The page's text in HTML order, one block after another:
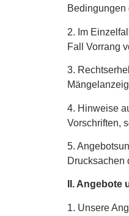
Bedingungen
2. Im
Fall Vorrang
3.
4. Hinweise
Vorschriften,
5.
Drucksachen
II.
1. Unsere